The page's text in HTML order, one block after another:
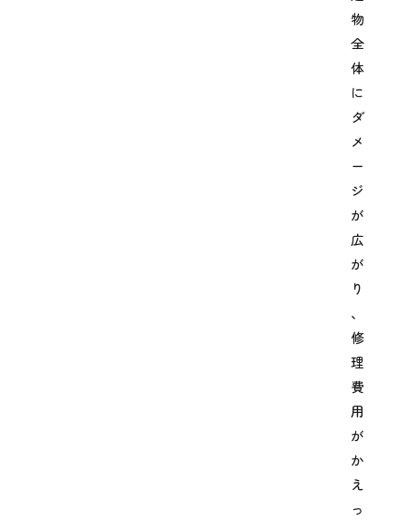
物
全
体
に
ダ
メ
ー
ジ
が
広
が
り
、
修
理
費
用
が
か
え
っ